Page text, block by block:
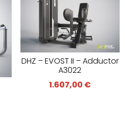
DHZ – EVOST II – Adductor
A3022
1.607,00 €